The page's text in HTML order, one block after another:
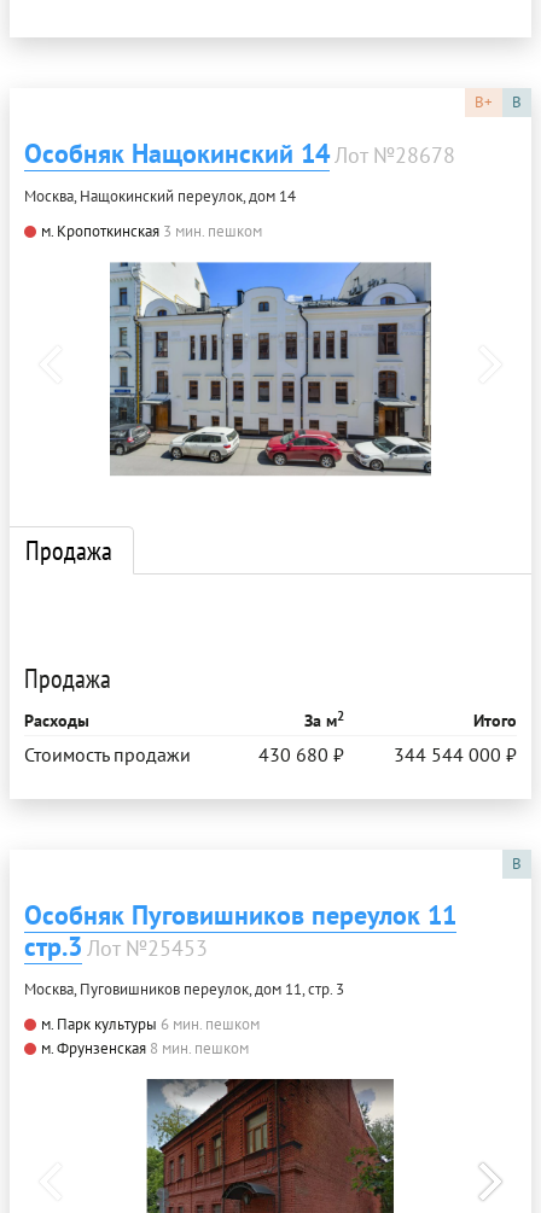
B+ B
Особняк Нащокинский 14Лот №28678
Москва, Нащокинский переулок, дом 14
м. Кропоткинская 3 мин. пешком
Продажа
Продажа
Расходы За м2 Итого
Стоимость продажи 430 680 ₽ 344 544 000 ₽
B
Особняк Пуговишников переулок 11
стр.3 Лот №25453
Москва, Пуговишников переулок, дом 11, стр. 3
м. Парк культуры 6 мин. пешком
м. Фрунзенская 8 мин. пешком